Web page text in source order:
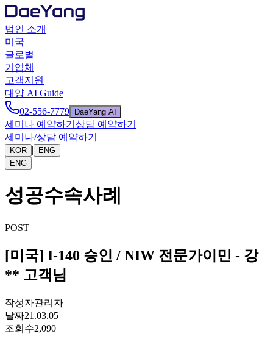
법인 소개
미국
글로벌
기업체
고객지원
대양 AI Guide
02-556-7779
DaeYang AI
세미나 예약하기 상담 예약하기
세미나/상담 예약하기
KOR |
ENG
ENG
성공수속사례
POST
[미국] I-140 승인 / NIW 전문가이민 - 강
** 고객님
작성자관리자
날짜21.03.05
조회수2,090